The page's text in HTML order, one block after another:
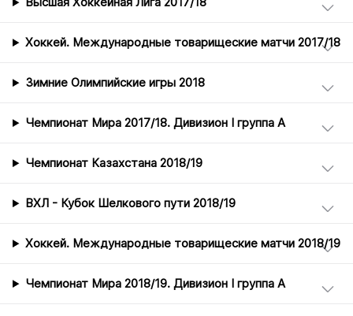
Хоккей. Международные товарищеские матчи 2017/18
Зимние Олимпийские игры 2018
Чемпионат Мира 2017/18. Дивизион I группа А
Чемпионат Казахстана 2018/19
ВХЛ - Кубок Шелкового пути 2018/19
Хоккей. Международные товарищеские матчи 2018/19
Чемпионат Мира 2018/19. Дивизион I группа А